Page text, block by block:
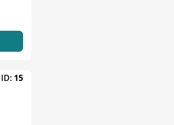
ID: 15